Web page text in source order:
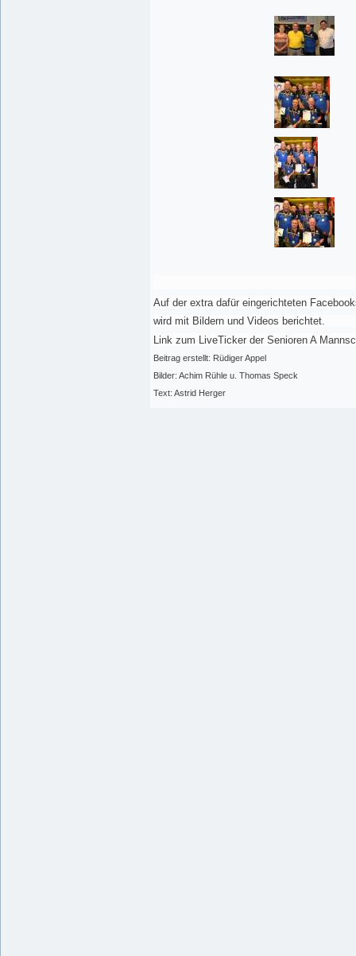
Auf der extra dafür eingerichteten
wird mit Bildern und Videos berichtet.
Link zum LiveTicker der Senioren A
Beitrag erstellt: Rüdiger Appel
Bilder: Achim Rühle u. Thomas Speck
Text: Astrid Herger